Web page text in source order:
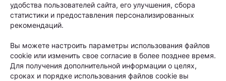
Несмотря на популярность читмила,
универсальным инструментом его назвать нельзя.
«Это абсолютно индивидуальная история. Есть
люди, которым достаточно съесть небольшой
десерт, получить удовольствие и спокойно
удобства пользователей сайта, его улучшения, сбора
статистики и предоставления персонализированных
рекомендаций.
Вы можете настроить параметры использования файлов
cookie или изменить свое согласие в более позднее время.
Для получения дополнительной информации о целях,
сроках и порядке использования файлов cookie вы